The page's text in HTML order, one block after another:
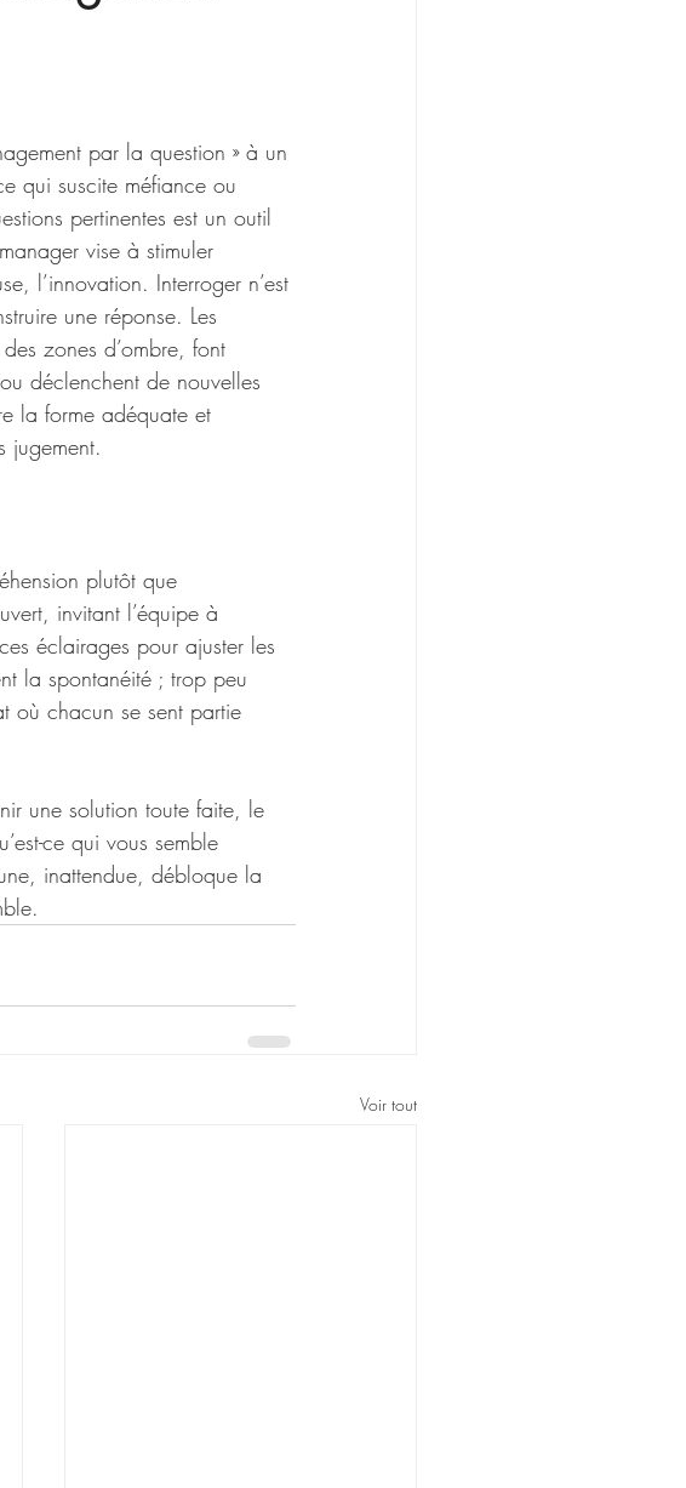
par la question » à un
qui suscite méfiance ou
pertinentes est un outil
vise à stimuler
l’innovation. Interroger n’est
une réponse. Les
zones d’ombre, font
déclenchent de nouvelles
la forme adéquate et
jugement.
plutôt que
invitant l’équipe à
éclairages pour ajuster les
la spontanéité ; trop peu
où chacun se sent partie
une solution toute faite, le
ce qui vous semble
inattendue, débloque la
Voir tout